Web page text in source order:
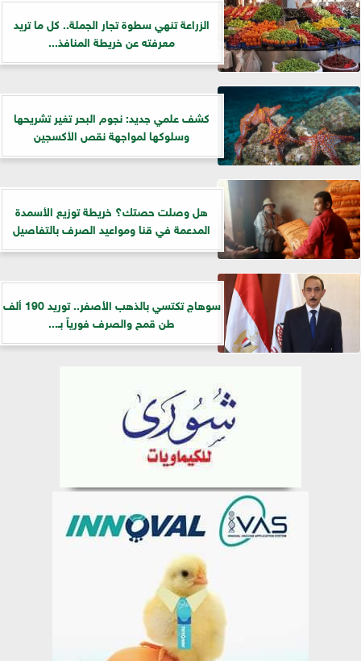
الزراعة تنهي سطوة تجار الجملة.. كل ما تريد
معرفته عن خريطة المنافذ...
كشف علمي جديد: نجوم البحر تغير تشريحها
وسلوكها لمواجهة نقص الأكسجين
هل وصلت حصتك؟ خريطة توزيع الأسمدة
المدعمة في قنا ومواعيد الصرف بالتفاصيل
سوهاج تكتسي بالذهب الأصفر.. توريد 190 ألف
طن قمح والصرف فورياً بـ...